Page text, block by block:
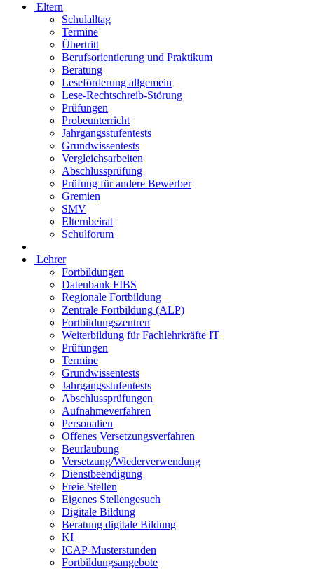
Eltern
Schulalltag
Termine
Übertritt
Berufsorientierung und Praktikum
Beratung
Leseförderung allgemein
Lese-Rechtschreib-Störung
Prüfungen
Probeunterricht
Jahrgangsstufentests
Grundwissentests
Vergleichsarbeiten
Abschlussprüfung
Prüfung für andere Bewerber
Gremien
SMV
Elternbeirat
Schulforum
Lehrer
Fortbildungen
Datenbank FIBS
Regionale Fortbildung
Zentrale Fortbildung (ALP)
Fortbildungszentren
Weiterbildung für Fachlehrkräfte IT
Prüfungen
Termine
Grundwissentests
Jahrgangsstufentests
Abschlussprüfungen
Aufnahmeverfahren
Personalien
Offenes Versetzungsverfahren
Beurlaubung
Versetzung/Wiederverwendung
Dienstbeendigung
Freie Stellen
Eigenes Stellengesuch
Digitale Bildung
Beratung digitale Bildung
KI
ICAP-Musterstunden
Fortbildungsangebote